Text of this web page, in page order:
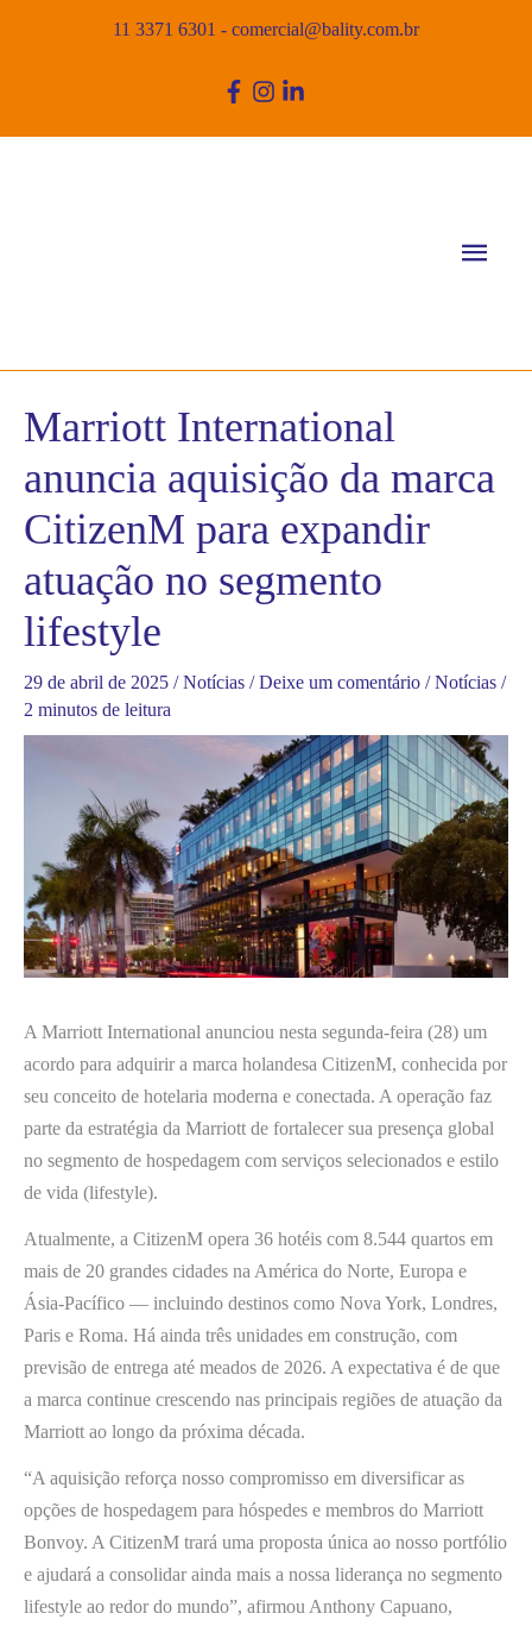
11 3371 6301 - comercial@bality.com.br
Marriott International
anuncia aquisição da marca
CitizenM para expandir
atuação no segmento
lifestyle
29 de abril de 2025 /Notícias /Deixe um comentário /Notícias /
2 minutos de leitura
A Marriott International anunciou nesta segunda-feira (28) um
acordo para adquirir a marca holandesa CitizenM, conhecida por
seu conceito de hotelaria moderna e conectada. A operação faz
parte da estratégia da Marriott de fortalecer sua presença global
no segmento de hospedagem com serviços selecionados e estilo
de vida (lifestyle).
Atualmente, a CitizenM opera 36 hotéis com 8.544 quartos em
mais de 20 grandes cidades na América do Norte, Europa e
Ásia-Pacífico — incluindo destinos como Nova York, Londres,
Paris e Roma. Há ainda três unidades em construção, com
previsão de entrega até meados de 2026. A expectativa é de que
a marca continue crescendo nas principais regiões de atuação da
Marriott ao longo da próxima década.
“A aquisição reforça nosso compromisso em diversificar as
opções de hospedagem para hóspedes e membros do Marriott
Bonvoy. A CitizenM trará uma proposta única ao nosso portfólio
e ajudará a consolidar ainda mais a nossa liderança no segmento
lifestyle ao redor do mundo”, afirmou Anthony Capuano,